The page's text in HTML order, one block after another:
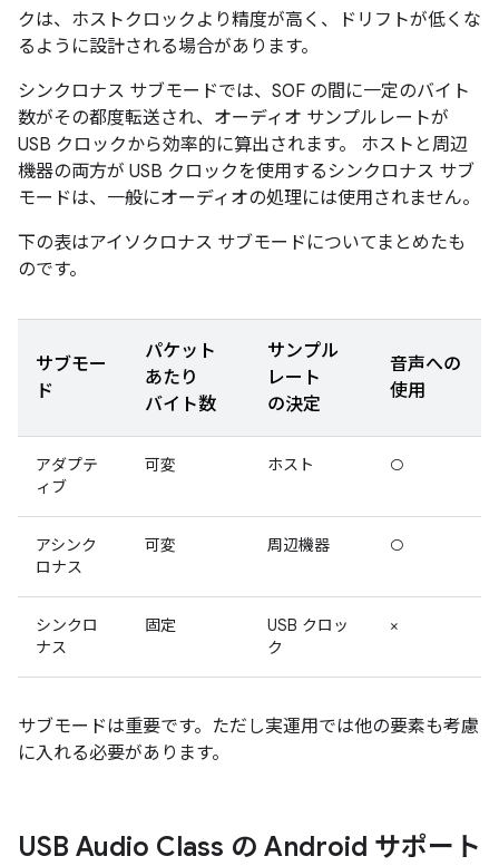
クは、ホストクロックより精度が高く、ドリフトが低くな
るように設計される場合があります。
シンクロナス サブモードでは、SOF の間に一定のバイト
数がその都度転送され、オーディオ サンプルレートが
USB クロックから効率的に算出されます。 ホストと周辺
機器の両方が USB クロックを使用するシンクロナス サブ
モードは、一般にオーディオの処理には使用されません。
下の表はアイソクロナス サブモードについてまとめたも
のです。
サブモー
ド
パケット
あたり
バイト数
サンプル
レート
の決定
音声への
使用
アダプテ
ィブ
可変 ホスト ○
アシンク
ロナス
可変 周辺機器 ○
シンクロ
ナス
固定
USB クロッ
ク
×
サブモードは重要です。ただし実運用では他の要素も考慮
に入れる必要があります。
USB Audio Class の Android サポート